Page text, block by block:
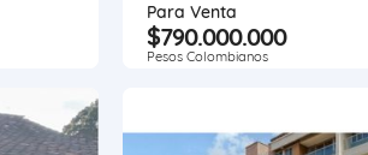
Para Venta
$790.000.000
Pesos Colombianos